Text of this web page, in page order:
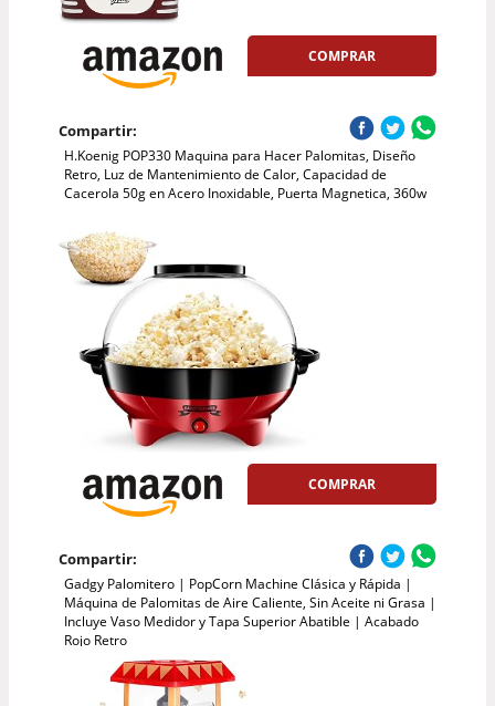
COMPRAR
Compartir:
H.Koenig POP330 Maquina para Hacer Palomitas, Diseño
Retro, Luz de Mantenimiento de Calor, Capacidad de
Cacerola 50g en Acero Inoxidable, Puerta Magnetica, 360w
COMPRAR
Compartir:
Gadgy Palomitero | PopCorn Machine Clásica y Rápida |
Máquina de Palomitas de Aire Caliente, Sin Aceite ni Grasa |
Incluye Vaso Medidor y Tapa Superior Abatible | Acabado
Rojo Retro